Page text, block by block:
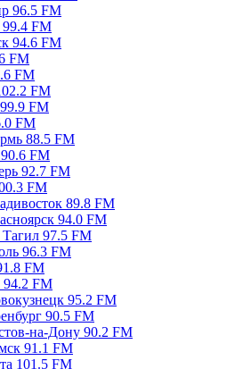
96.5 FM
FM
94.6 FM
FM
FM
FM
FM
FM
88.5 FM
FM
92.7 FM
FM
89.8 FM
94.0 FM
97.5 FM
96.3 FM
FM
FM
95.2 FM
90.5 FM
на-Дону 90.2 FM
91.1 FM
101.5 FM